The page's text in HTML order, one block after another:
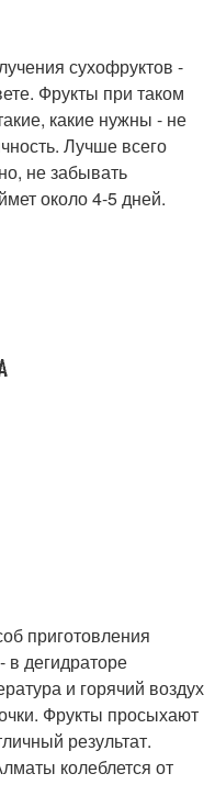
сухофруктов -
Фрукты при таком
какие нужны - не
Лучше всего
не забывать
около 4-5 дней.
приготовления
дегидраторе
и горячий воздух
Фрукты просыхают
результат.
колеблется от